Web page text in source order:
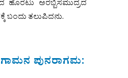
ಹೊರಟು ಅರಬ್ಬಿಸಮುದ್ರದ
ಬಂದು ತಲುಪಿದನು.
ಪುನರಾಗಮ: